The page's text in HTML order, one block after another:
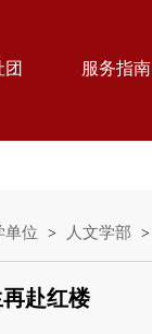
服务指南
单位 > 人文学部 >
赴红楼